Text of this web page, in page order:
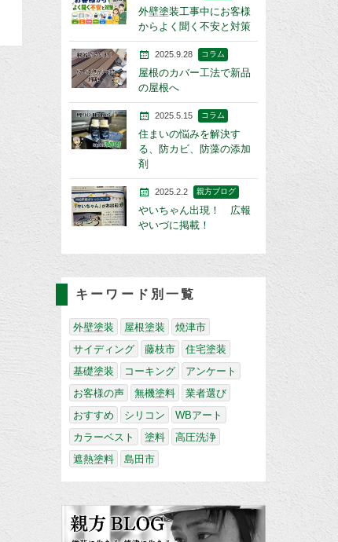
外壁塗装工事中にお客様
からよく聞く不安と対策
2025.9.28 コラム
屋根のカバー工法で新品
の屋根へ
2025.5.15 コラム
住まいの悩みを解決す
る、防カビ、防藻の添加
剤
2025.2.2 親方ブログ
やいちゃん出現！ 広報
やいづに掲載！
キーワード別一覧
外壁塗装 屋根塗装
焼津市
サイディング
藤枝市
住宅塗装
基礎塗装
コーキング
アンケート
お客様の声
無機塗料
業者選び
おすすめ
シリコン
WBアート
カラーベスト
塗料
高圧洗浄
遮熱塗料
島田市